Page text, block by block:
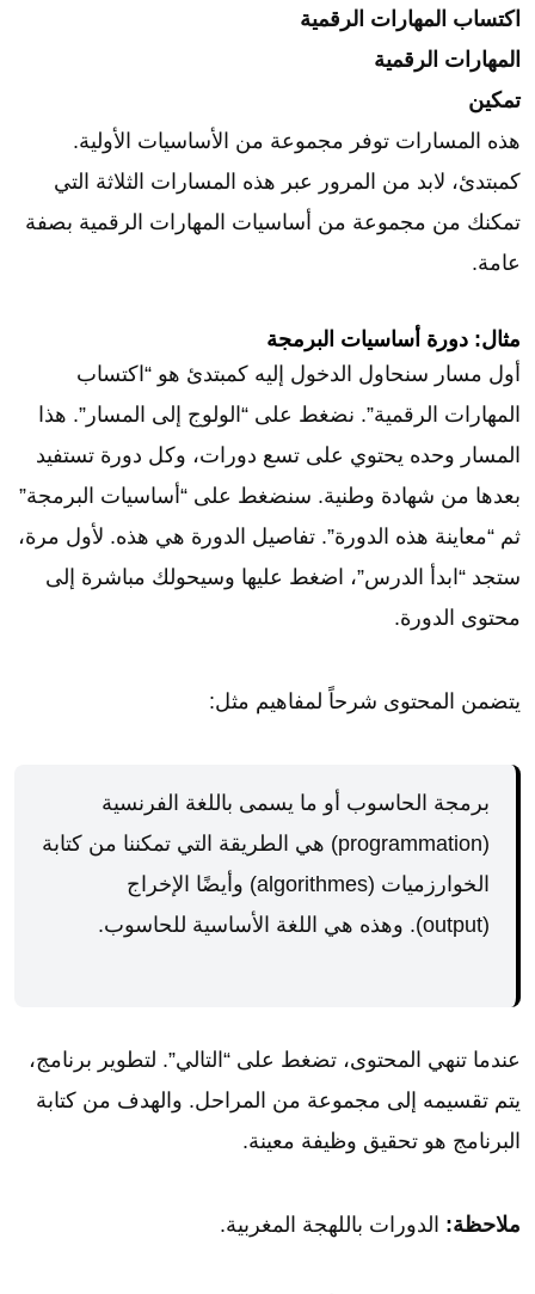
اكتساب المهارات الرقمية
المهارات الرقمية
تمكين
هذه المسارات توفر مجموعة من الأساسيات الأولية.
كمبتدئ، لابد من المرور عبر هذه المسارات الثلاثة التي
تمكنك من مجموعة من أساسيات المهارات الرقمية بصفة
عامة.
مثال: دورة أساسيات البرمجة
أول مسار سنحاول الدخول إليه كمبتدئ هو “اكتساب
المهارات الرقمية”. نضغط على “الولوج إلى المسار”. هذا
المسار وحده يحتوي على تسع دورات، وكل دورة تستفيد
بعدها من شهادة وطنية. سنضغط على “أساسيات البرمجة”
ثم “معاينة هذه الدورة”. تفاصيل الدورة هي هذه. لأول مرة،
ستجد “ابدأ الدرس”، اضغط عليها وسيحولك مباشرة إلى
محتوى الدورة.
يتضمن المحتوى شرحاً لمفاهيم مثل:
برمجة الحاسوب أو ما يسمى باللغة الفرنسية
(programmation) هي الطريقة التي تمكننا من كتابة
الخوارزميات (algorithmes) وأيضًا الإخراج
(output). وهذه هي اللغة الأساسية للحاسوب.
عندما تنهي المحتوى، تضغط على “التالي”. لتطوير برنامج،
يتم تقسيمه إلى مجموعة من المراحل. والهدف من كتابة
البرنامج هو تحقيق وظيفة معينة.
ملاحظة: الدورات باللهجة المغربية.